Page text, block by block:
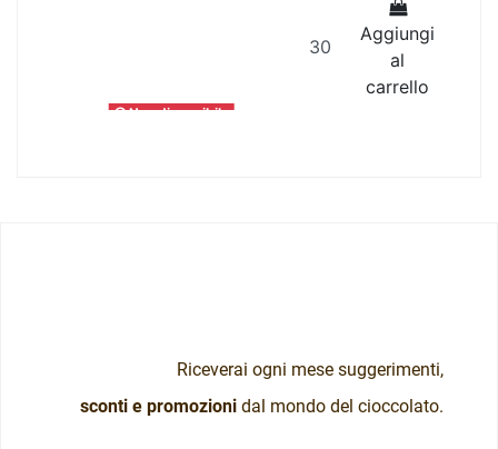
Aggiungi
al
carrello
Non disponibile
CF 100
Buste
neutre
Riceverai ogni mese suggerimenti,
sconti e promozioni dal mondo del cioccolato.